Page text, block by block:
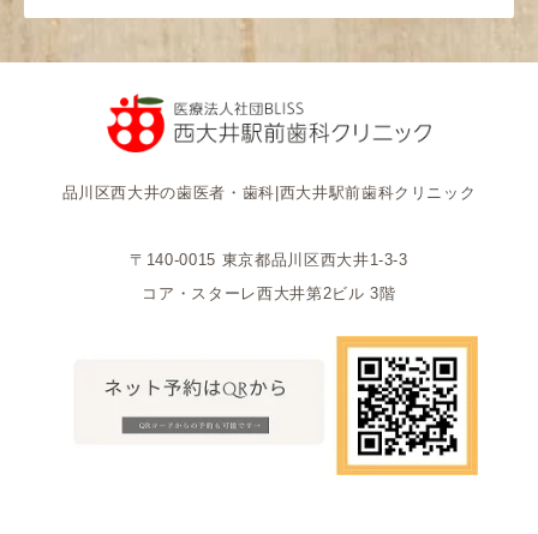
品川区西大井の歯医者・歯科|西大井駅前歯科クリニック
〒140-0015 東京都品川区西大井1-3-3
コア・スターレ西大井第2ビル 3階